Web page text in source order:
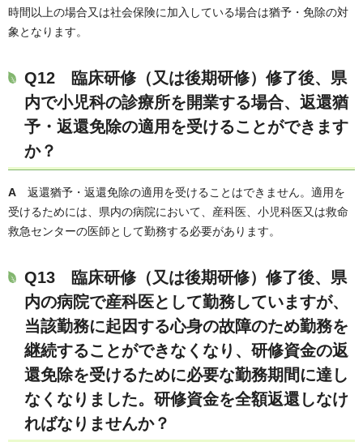
時間以上の場合又は社会保険に加入している場合は猶予・免除の対
象となります。
Q12 臨床研修（又は後期研修）修了後、県
内で小児科の診療所を開業する場合、返還猶
予・返還免除の適用を受けることができます
か？
A 返還猶予・返還免除の適用を受けることはできません。適用を
受けるためには、県内の病院において、産科医、小児科医又は救命
救急センターの医師として勤務する必要があります。
Q13 臨床研修（又は後期研修）修了後、県
内の病院で産科医として勤務していますが、
当該勤務に起因する心身の故障のため勤務を
継続することができなくなり、研修資金の返
還免除を受けるために必要な勤務期間に達し
なくなりました。研修資金を全額返還しなけ
ればなりませんか？